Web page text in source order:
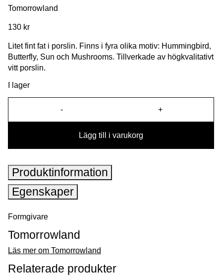
Tomorrowland
130 kr
Litet fint fat i porslin. Finns i fyra olika motiv: Hummingbird,
Butterfly, Sun och Mushrooms. Tillverkade av högkvalitativt
vitt porslin.
I lager
- Fat Sun mängd
+
Lägg till i varukorg
Produktinformation
Egenskaper
Formgivare
Tomorrowland
Läs mer om Tomorrowland
Relaterade produkter